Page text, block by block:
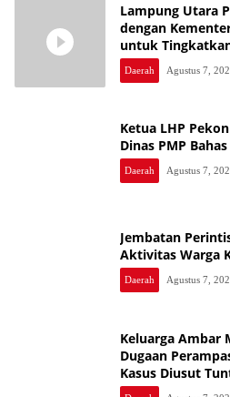
Lampung Utara
dengan
untuk
Daerah Agustus 7,
Ketua LHP
Dinas PMP
Daerah Agustus 7,
Jembatan
Aktivitas Warga
Daerah Agustus 7,
Keluarga Ambar
Dugaan
Kasus Diusut